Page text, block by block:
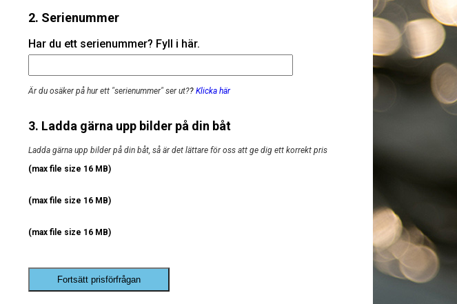
2. Serienummer
Har du ett serienummer? Fyll i här.
Är du osäker på hur ett "serienummer" ser ut?? Klicka här
3. Ladda gärna upp bilder på din båt
Ladda gärna upp bilder på din båt, så är det lättare för oss att ge dig ett korrekt pris
(max file size 16 MB)
(max file size 16 MB)
(max file size 16 MB)
Fortsätt prisförfrågan